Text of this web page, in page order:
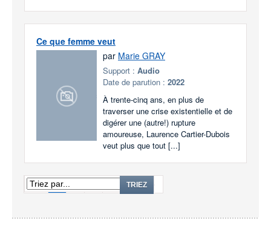
Ce que femme veut
par Marie GRAY
Support : Audio
Date de parution : 2022
À trente-cinq ans, en plus de
traverser une crise existentielle et de
digérer une (autre!) rupture
amoureuse, Laurence Cartier-Dubois
veut plus que tout [...]
1 13
TRIEZ